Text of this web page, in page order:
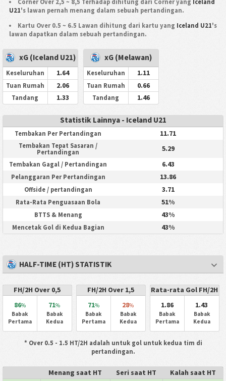
Corner Over 2,5 ~ 8,5 Terhadap dihitung dari Corner yang Iceland
U21's lawan pernah menang dalam sebuah pertandingan.
Kartu Over 0.5 ~ 6.5 Lawan dihitung dari kartu yang Iceland U21's
lawan dapatkan dalam sebuah pertandingan.
xG (Iceland U21)
Keseluruhan 1.64
Tuan Rumah 2.06
Tandang 1.33
xG (Melawan)
Keseluruhan 1.11
Tuan Rumah 0.66
Tandang 1.46
Statistik Lainnya - Iceland U21
Tembakan Per Pertandingan 11.71
Tembakan Tepat Sasaran /
Pertandingan
5.29
Tembakan Gagal / Pertandingan 6.43
Pelanggaran Per Pertandingan 13.86
Offside / pertandingan 3.71
Rata-Rata Penguasaan Bola 51%
BTTS & Menang 43%
Mencetak Gol di Kedua Bagian 43%
HALF-TIME (HT) STATISTIK
FH/2H Over 0,5
86%
Babak
Pertama
71%
Babak
Kedua
FH/2H Over 1,5
71%
Babak
Pertama
28%
Babak
Kedua
Rata-rata Gol FH/2H
1.86
Babak
Pertama
1.43
Babak
Kedua
* Over 0.5 - 1.5 HT/2H adalah untuk gol untuk kedua tim di
pertandingan.
Menang saat HT Seri saat HT Kalah saat HT